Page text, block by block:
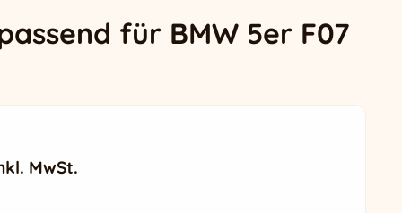
für BMW 5er F07
Preis war: 416,99 €
Preis ist: 386,99 €.
MwSt.